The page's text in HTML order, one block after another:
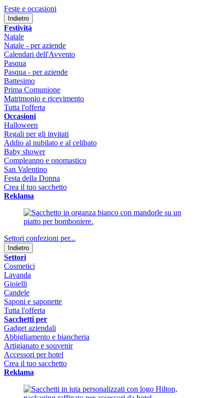
Feste e occasioni
Indietro
Festività
Natale
Natale - per aziende
Calendari dell'Avvento
Pasqua
Pasqua - per aziende
Battesimo
Prima Comunione
Matrimonio e ricevimento
Tutta l'offerta
Occasioni
Halloween
Regali per gli invitati
Addio al nubilato e al celibato
Baby shower
Compleanno e onomastico
San Valentino
Festa della Donna
Crea il tuo sacchetto
Reklama
Settori confezioni per...
Indietro
Settori
Cosmetici
Lavanda
Gioielli
Candele
Saponi e saponette
Tutta l'offerta
Sacchetti per
Gadget aziendali
Abbigliamento e biancheria
Artigianato e souvenir
Accessori per hotel
Crea il tuo sacchetto
Reklama